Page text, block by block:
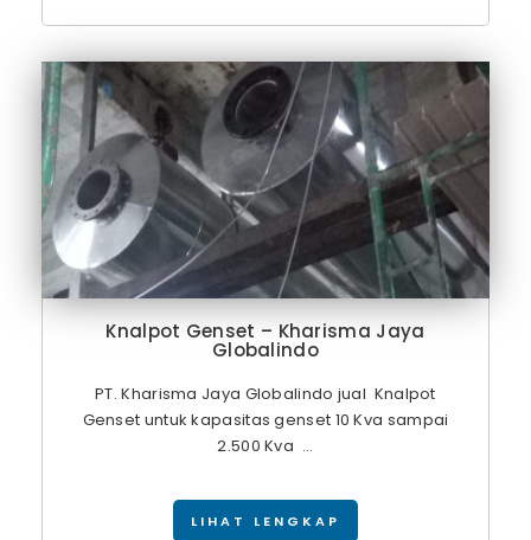
Knalpot Genset – Kharisma Jaya
Globalindo
PT. Kharisma Jaya Globalindo jual Knalpot
Genset untuk kapasitas genset 10 Kva sampai
2.500 Kva ...
LIHAT LENGKAP